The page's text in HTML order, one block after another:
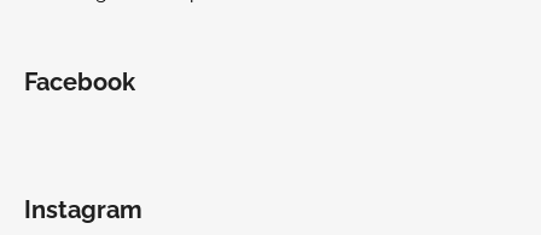
Facebook
Instagram